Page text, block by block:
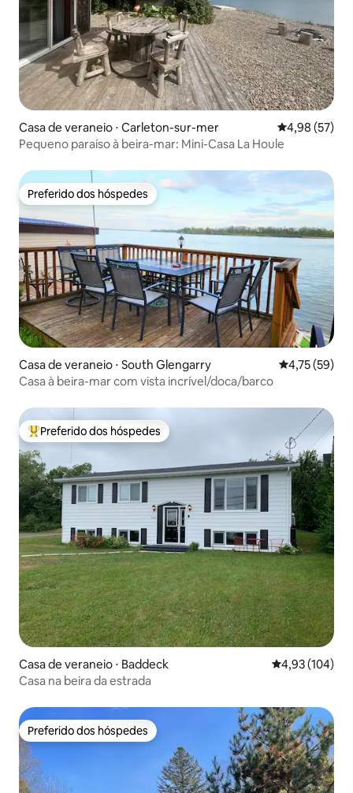
Casa de veraneio ⋅ Carleton-sur-mer 4,98 de uma
4,98 (57)
Pequeno paraíso à beira-mar: Mini-Casa La Houle
Preferido dos hóspedes
Preferido dos hóspedes
Casa de veraneio ⋅ South Glengarry 4,75 de uma
4,75 (59)
Casa à beira-mar com vista incrível/doca/barco
Entre os melhores preferidos dos hóspedes
Preferido dos hóspedes
Casa de veraneio ⋅ Baddeck 4,93 de uma
4,93 (104)
Casa na beira da estrada
Preferido dos hóspedes
Preferido dos hóspedes